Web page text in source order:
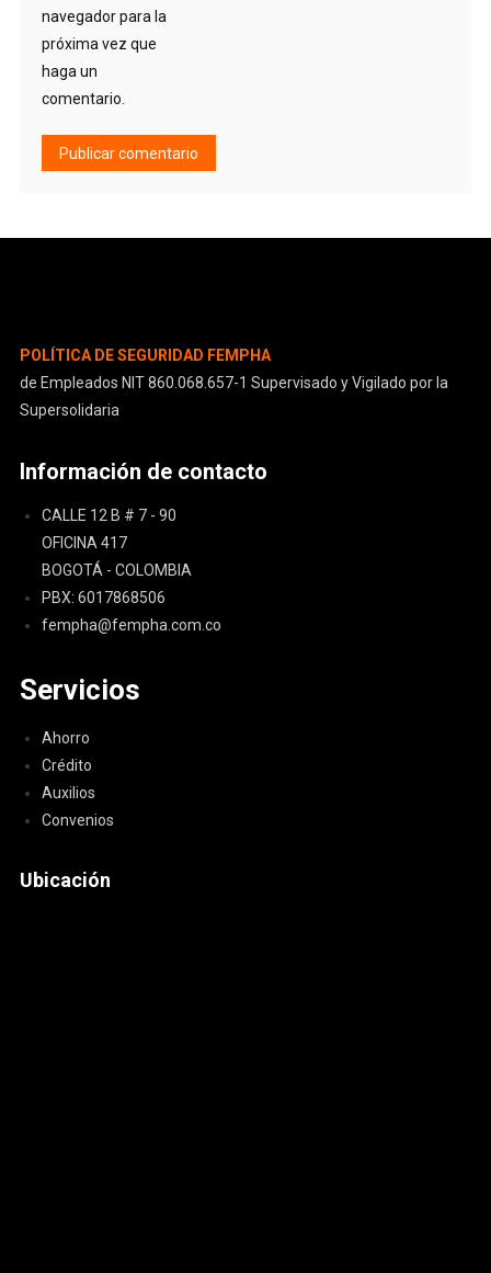
navegador para la
próxima vez que
haga un
comentario.
POLÍTICA DE SEGURIDAD FEMPHA
de Empleados NIT 860.068.657-1 Supervisado y Vigilado por la
Supersolidaria
Información de contacto
CALLE 12 B # 7 - 90
OFICINA 417
BOGOTÁ - COLOMBIA
PBX: 6017868506
fempha@fempha.com.co
Servicios
Ahorro
Crédito
Auxilios
Convenios
Ubicación